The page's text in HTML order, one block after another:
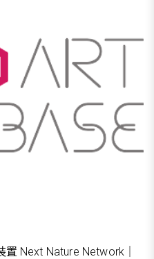
Next Nature Network｜